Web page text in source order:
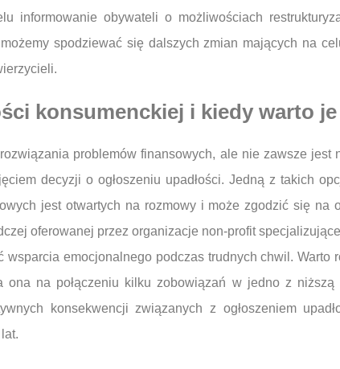
informowanie obywateli o możliwościach
spodziewać się dalszych zmian mających na
konsumenckiej i kiedy warto
problemów finansowych, ale nie zawsze jest
decyzji o ogłoszeniu upadłości. Jedną z takich
jest otwartych na rozmowy i może zgodzić się na
oferowanej przez organizacje non-profit
emocjonalnego podczas trudnych chwil. Warto
na połączeniu kilku zobowiązań w jedno z
konsekwencji związanych z ogłoszeniem